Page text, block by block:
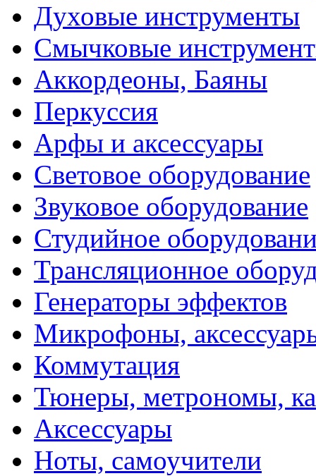
Духовые инструменты
Смычковые
Аккордеоны, Баяны
Перкуссия
Арфы и аксессуары
Световое оборудование
Звуковое оборудование
Студийное
Трансляционное
Генераторы эффектов
Микрофоны,
Коммутация
Тюнеры, метрономы,
Аксессуары
Ноты, самоучители